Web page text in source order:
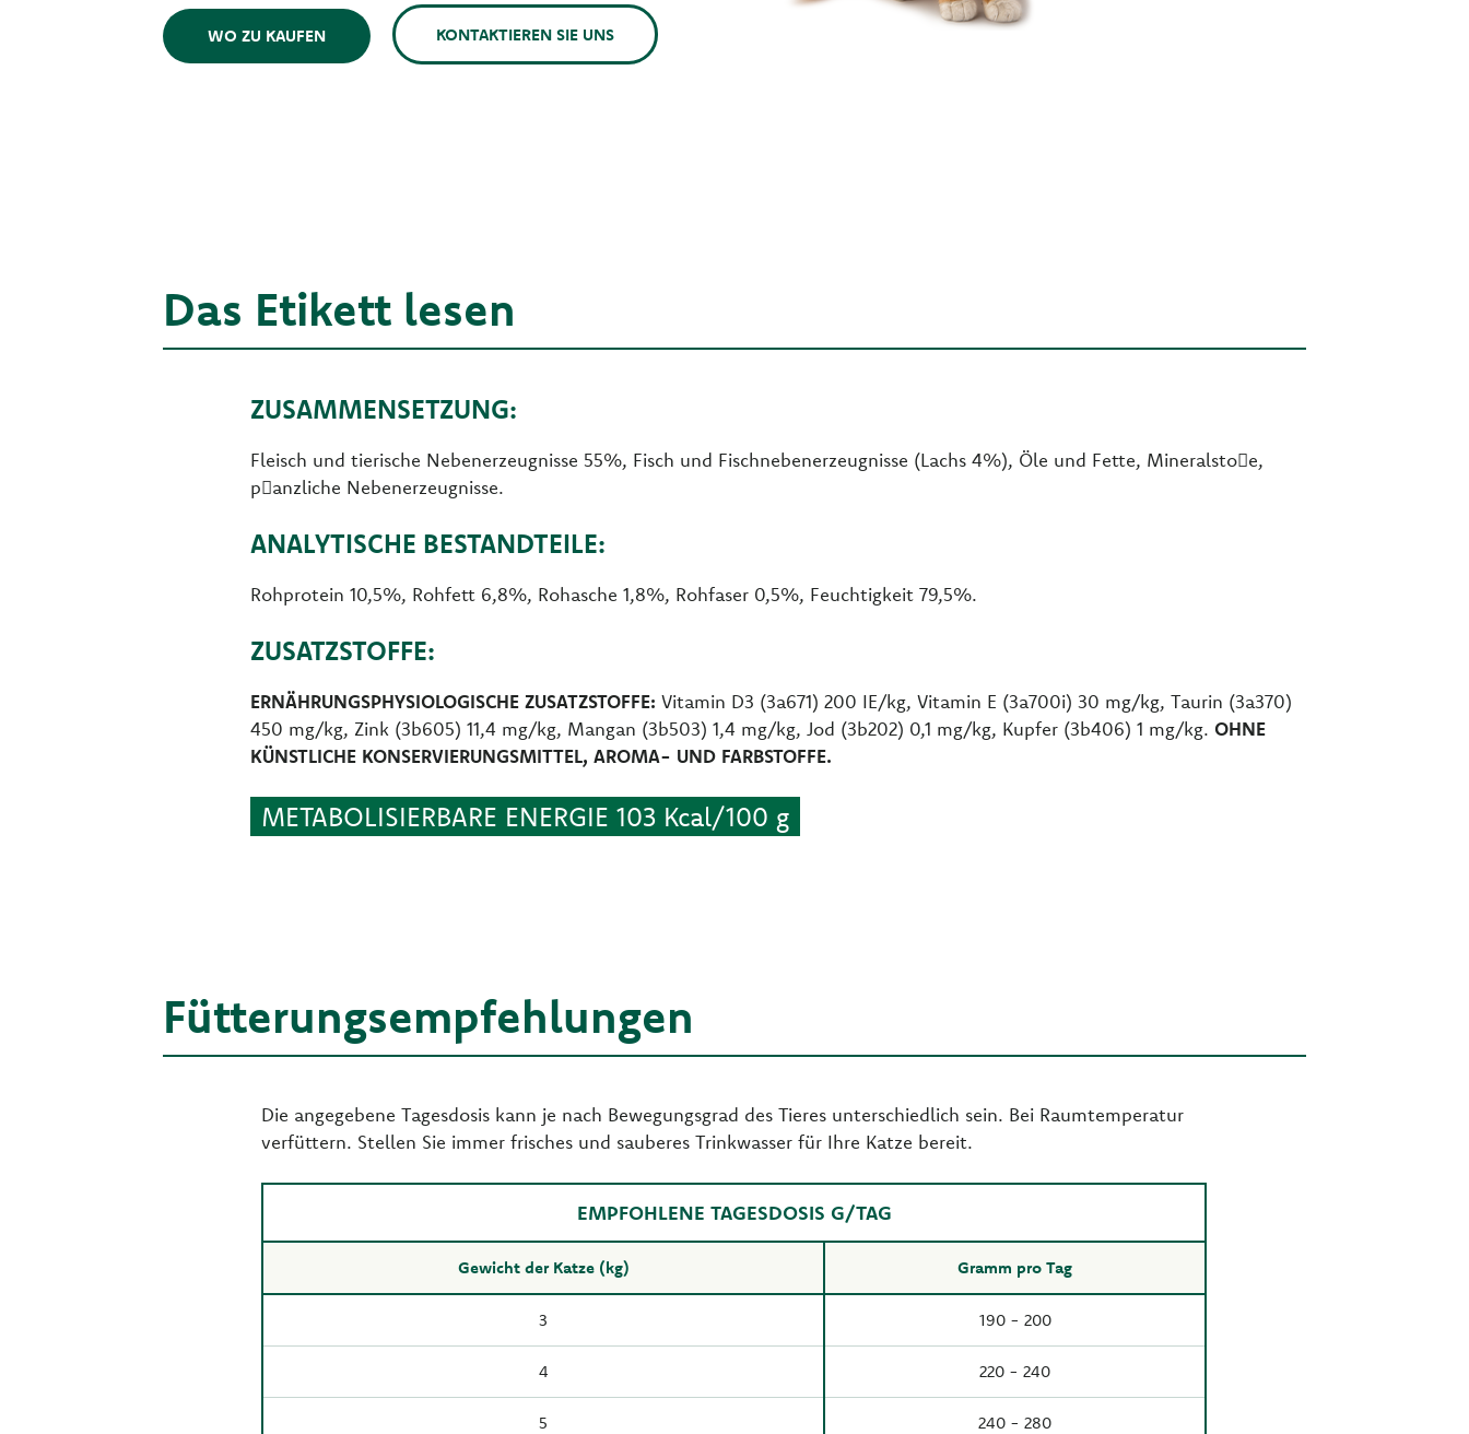
WO ZU KAUFEN KONTAKTIEREN SIE UNS
Das Etikett lesen
ZUSAMMENSETZUNG:
Fleisch und tierische Nebenerzeugnisse 55%, Fisch und Fischnebenerzeugnisse (Lachs 4%), Öle und Fette, Mineralsto􀞮e,
p􀞰anzliche Nebenerzeugnisse.
ANALYTISCHE BESTANDTEILE:
Rohprotein 10,5%, Rohfett 6,8%, Rohasche 1,8%, Rohfaser 0,5%, Feuchtigkeit 79,5%.
ZUSATZSTOFFE:
ERNÄHRUNGSPHYSIOLOGISCHE ZUSATZSTOFFE: Vitamin D3 (3a671) 200 IE/kg, Vitamin E (3a700i) 30 mg/kg, Taurin (3a370)
450 mg/kg, Zink (3b605) 11,4 mg/kg, Mangan (3b503) 1,4 mg/kg, Jod (3b202) 0,1 mg/kg, Kupfer (3b406) 1 mg/kg. OHNE
KÜNSTLICHE KONSERVIERUNGSMITTEL, AROMA- UND FARBSTOFFE.
METABOLISIERBARE ENERGIE 103 Kcal/100 g
Fütterungsempfehlungen
Die angegebene Tagesdosis kann je nach Bewegungsgrad des Tieres unterschiedlich sein. Bei Raumtemperatur
verfüttern. Stellen Sie immer frisches und sauberes Trinkwasser für Ihre Katze bereit.
EMPFOHLENE TAGESDOSIS G/TAG
Gewicht der Katze (kg) Gramm pro Tag
3 190 - 200
4 220 - 240
5 240 - 280